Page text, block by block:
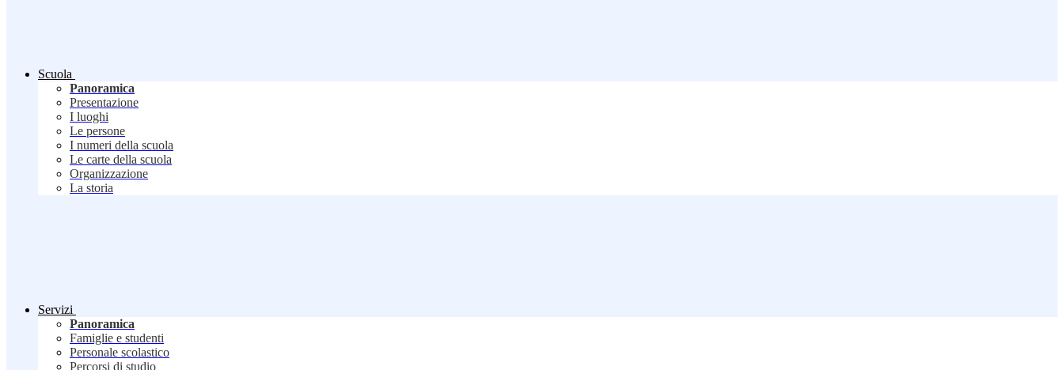
Scuola
Panoramica
Presentazione
I luoghi
Le persone
I numeri della scuola
Le carte della scuola
Organizzazione
La storia
Servizi
Panoramica
Famiglie e studenti
Personale scolastico
Percorsi di studio